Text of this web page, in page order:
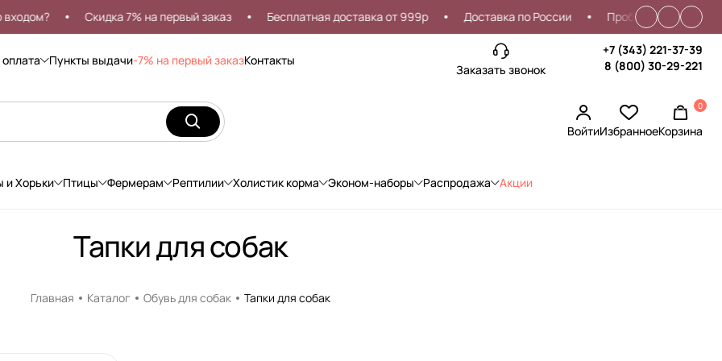
Скидка 7% на первый заказ Бесплатная доставка от 999р Доставка по России Проблемы со входом?
Пункты выдачи-7% на первый заказКонтакты
Заказать звонок
+7 (343) 221-37-39
8 (800) 30-29-221
ВойтиИзбранное
0
Корзина
и Хорьки Птицы Фермерам Рептилии Холистик корма Эконом-наборы Распродажа Акции
Тапки для собак
Главная Каталог Обувь для собак Тапки для собак